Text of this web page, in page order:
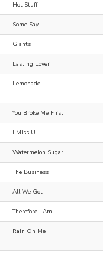
Hot Stuff
Some Say
Giants
Lasting Lover
Lemonade
You Broke Me First
I Miss U
Watermelon Sugar
The Business
All We Got
Therefore I Am
Rain On Me